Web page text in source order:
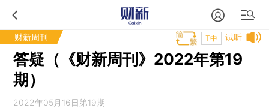
财新周刊 试听
T中
答疑（《财新周刊》2022年第19
期）
2022年05月16日第19期